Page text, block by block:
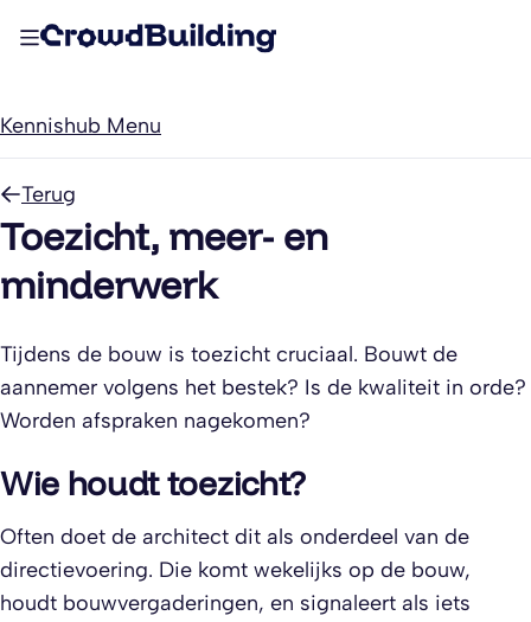
Kennishub Menu
Terug
Toezicht, meer- en
minderwerk
Tijdens de bouw is toezicht cruciaal. Bouwt de
aannemer volgens het bestek? Is de kwaliteit in orde?
Worden afspraken nagekomen?
Wie houdt toezicht?
Often doet de architect dit als onderdeel van de
directievoering. Die komt wekelijks op de bouw,
houdt bouwvergaderingen, en signaleert als iets